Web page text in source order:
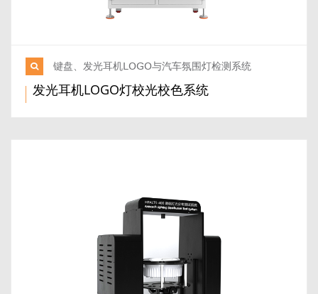
键盘、发光耳机LOGO与汽车氛围灯检测系统
发光耳机LOGO灯校光校色系统